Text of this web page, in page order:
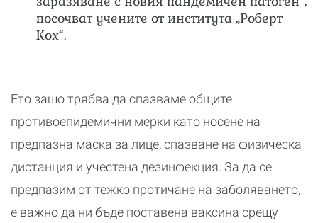
посочват учените от института „Роберт
Кох“.
Ето защо трябва да спазваме общите
противоепидемични мерки като носене на
предпазна маска за лице, спазване на физическа
дистанция и учестена дезинфекция. За да се
предпазим от тежко протичане на заболяването,
е важно да ни бъде поставена ваксина срещу